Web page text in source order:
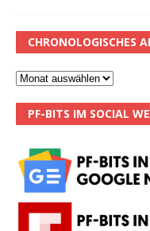
CHRONOLOGISCHES
PF-BITS IM SOCIAL